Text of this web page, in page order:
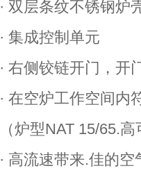
· 双层条纹不锈钢炉
· 集成控制单元
· 右侧铰链开门，
· 在空炉工作空间
（炉型NAT 15/65.
· 高流速带来.佳的空